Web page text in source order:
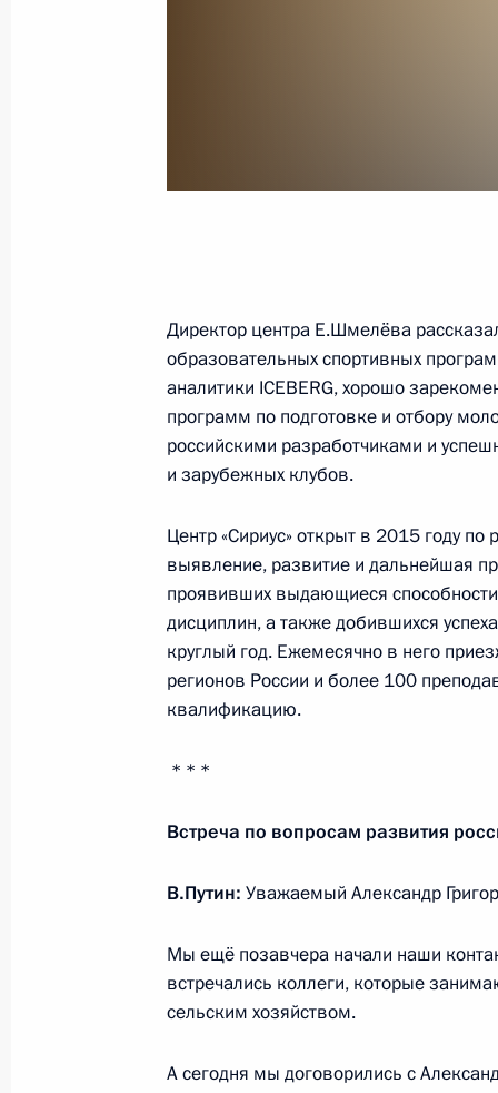
19 февраля 2019 года, вторник
Телефонный разговор с Королём
бен Абдель Азизом Аль Саудом
19 февраля 2019 года, 16:30
18 февраля 2019 года,
Опубликован список журналистов,
освещения Послания Президента
18 февраля 2019 года, 18:00
Встреча с главой компании
17 февраля 2019 года,
Завершена аккредитация
Президента Федеральному
17 февраля 2019 года, 18:00
Директор центра Е.Шмелёва
образовательных спортивных
аналитики ICEBERG, хорошо
программ по подготовке и отбору
российскими разработчиками и
и зарубежных клубов.
Центр «Сириус» открыт в 2015 году
выявление, развитие и дальнейшая
проявивших выдающиеся способности
дисциплин, а также добившихся
круглый год. Ежемесячно в него
регионов России и более 100
квалификацию.
* * *
Встреча по вопросам развития
В.Путин: Уважаемый Александр
Мы ещё позавчера начали наши
встречались коллеги, которые
сельским хозяйством.
А сегодня мы договорились с